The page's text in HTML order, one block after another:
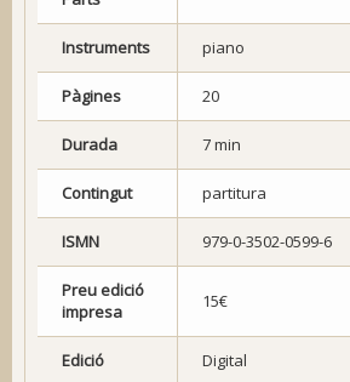
Instruments piano
Pàgines 20
Durada 7 min
Contingut partitura
ISMN 979-0-3502-0599-6
Preu edició
impresa
15€
Edició Digital